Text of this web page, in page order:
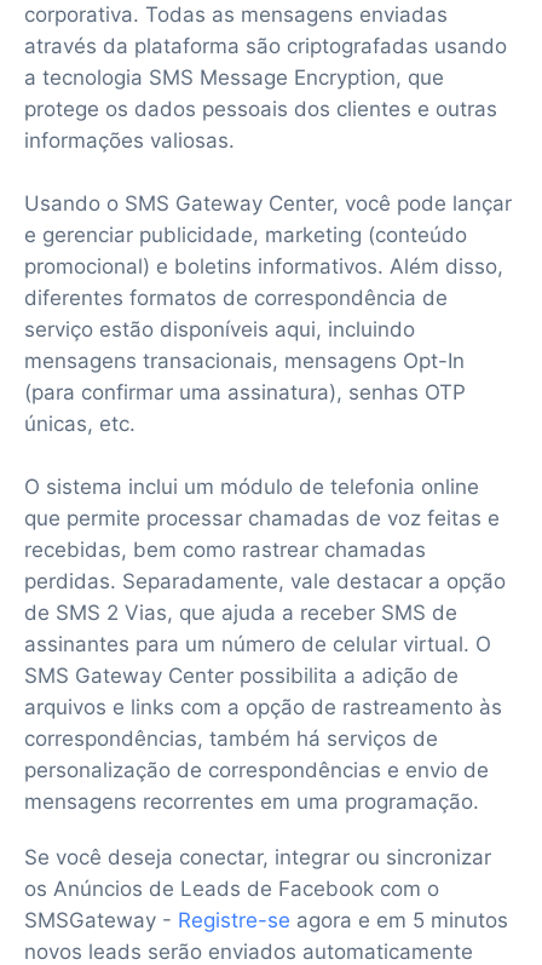
corporativa. Todas as mensagens enviadas
através da plataforma são criptografadas usando
a tecnologia SMS Message Encryption, que
protege os dados pessoais dos clientes e outras
informações valiosas.
Usando o SMS Gateway Center, você pode lançar
e gerenciar publicidade, marketing (conteúdo
promocional) e boletins informativos. Além disso,
diferentes formatos de correspondência de
serviço estão disponíveis aqui, incluindo
mensagens transacionais, mensagens Opt-In
(para confirmar uma assinatura), senhas OTP
únicas, etc.
O sistema inclui um módulo de telefonia online
que permite processar chamadas de voz feitas e
recebidas, bem como rastrear chamadas
perdidas. Separadamente, vale destacar a opção
de SMS 2 Vias, que ajuda a receber SMS de
assinantes para um número de celular virtual. O
SMS Gateway Center possibilita a adição de
arquivos e links com a opção de rastreamento às
correspondências, também há serviços de
personalização de correspondências e envio de
mensagens recorrentes em uma programação.
Se você deseja conectar, integrar ou sincronizar
os Anúncios de Leads de Facebook com o
SMSGateway - Registre-se agora e em 5 minutos
novos leads serão enviados automaticamente